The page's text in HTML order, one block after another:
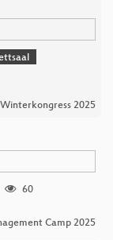
Winterkongress 2025
60
Camp 2025